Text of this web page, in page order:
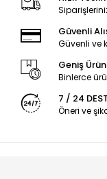
Güvenli
Güvenli ve
Geniş
Binlerce
7 / 24
Öneri ve